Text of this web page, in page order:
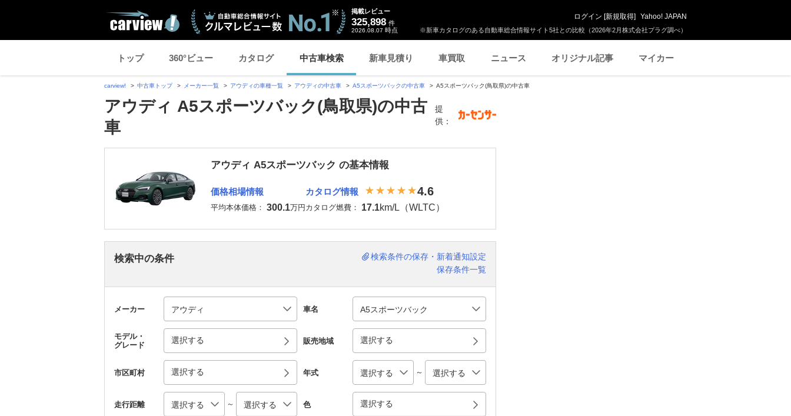
※新車カタログのある自動車総合情報サイト5社との比較（2026年2月株式会社プラグ調べ）
掲載レビュー
325,898 件
2026.08.07 時点
ログイン [新規取得] Yahoo! JAPAN
トップ 360°ビュー カタログ 中古車検索 新車見積り 車買取 ニュース オリジナル記事 マイカー
carview! 中古車トップ メーカー一覧 アウディの車種一覧 アウディの中古車 A5スポーツバックの中古車 A5スポーツバック(鳥取県)の中古車
アウディ A5スポーツバック(鳥取県)の中古
車
提
供：
アウディ A5スポーツバック の基本情報
価格相場情報
平均本体価格： 300.1万円
カタログ情報 4.6
カタログ燃費： 17.1km/L（WLTC）
検索中の条件
検索条件の保存・新着通知設定
保存条件一覧
メーカー 車名
モデル・
グレード
選択する 販売地域 選択する
市区町村 選択する 年式 ～
走行距離 ～ 色 選択する